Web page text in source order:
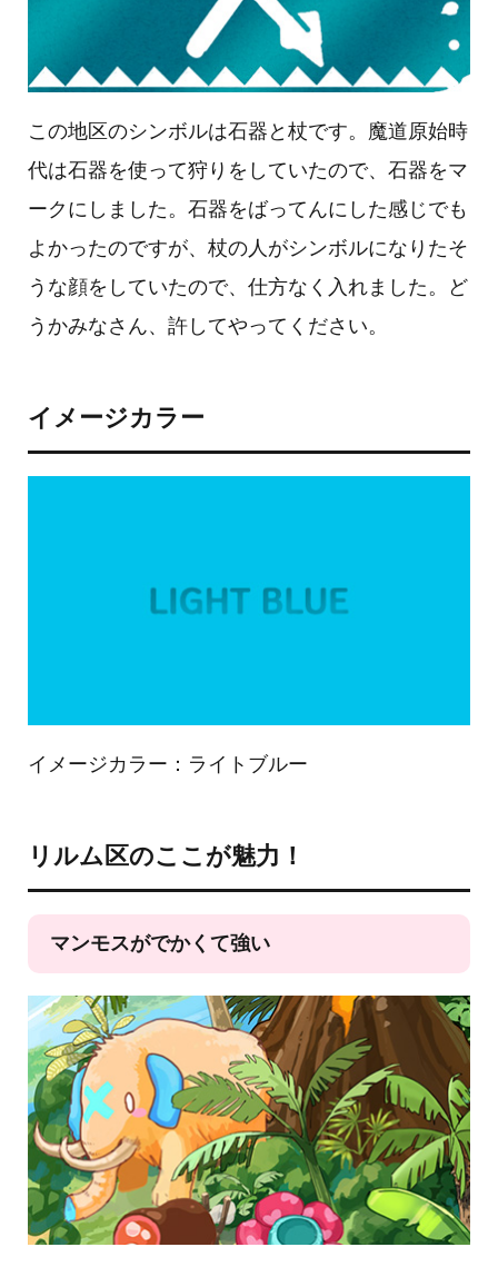
この地区のシンボルは石器と杖です。魔道原始時
代は石器を使って狩りをしていたので、石器をマ
ークにしました。石器をばってんにした感じでも
よかったのですが、杖の人がシンボルになりたそ
うな顔をしていたので、仕方なく入れました。ど
うかみなさん、許してやってください。
イメージカラー
イメージカラー：ライトブルー
リルム区のここが魅力！
マンモスがでかくて強い